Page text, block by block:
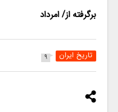
برگرفته از/ امرداد
تاریخ ایران 9